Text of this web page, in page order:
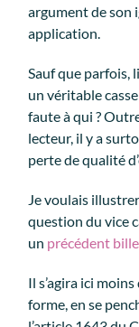
argument de son
application.
Sauf que parfois,
un véritable
faute à qui ?
lecteur, il y a
perte de qualité
Je voulais
question du vice
un précédent
Il s’agira ici
forme, en se